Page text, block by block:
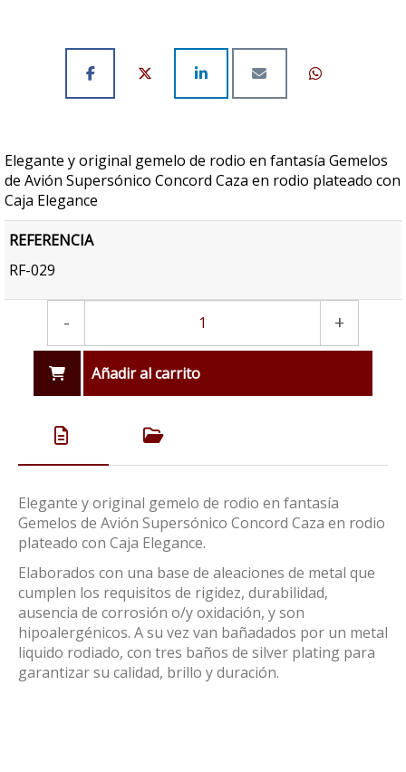
Elegante y original gemelo de rodio en fantasía Gemelos
de Avión Supersónico Concord Caza en rodio plateado con
Caja Elegance
REFERENCIA
RF-029
- +
Añadir al carrito
Elegante y original gemelo de rodio en fantasía
Gemelos de Avión Supersónico Concord Caza en rodio
plateado con Caja Elegance.
Elaborados con una base de aleaciones de metal que
cumplen los requisitos de rigidez, durabilidad,
ausencia de corrosión o/y oxidación, y son
hipoalergénicos. A su vez van bañadados por un metal
liquido rodiado, con tres baños de silver plating para
garantizar su calidad, brillo y duración.